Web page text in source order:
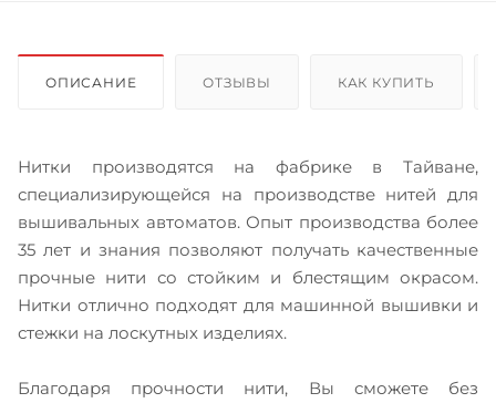
ОПИСАНИЕ ОТЗЫВЫ КАК КУПИТЬ
Нитки производятся на фабрике в Тайване,
специализирующейся на производстве нитей для
вышивальных автоматов. Опыт производства более
35 лет и знания позволяют получать качественные
прочные нити со стойким и блестящим окрасом.
Нитки отлично подходят для машинной вышивки и
стежки на лоскутных изделиях.
Благодаря прочности нити, Вы сможете без